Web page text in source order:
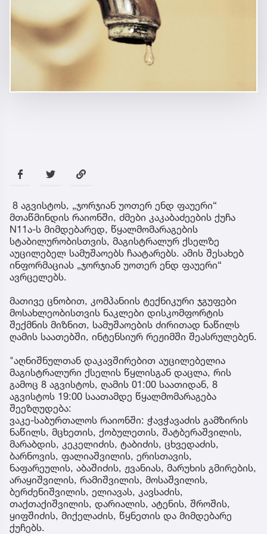
8 აგვისტოს, „ჯორჯიან უოთერ ენდ ფაუერი“
მთაწმინდის რაიონში, ძმები კაკაბაძეების ქუჩა
N11ა-ს მიმდებარედ, წყალმომარაგების
სტაბილურობისთვის, მაგისტრალურ ქსელზე
აუცილებელ სამუშაოებს ჩაატარებს. ამის შესახებ
ინფორმაციას „ჯორჯიან უოთერ ენდ ფაუერი“
ავრცელებს.
მათივე ცნობით, კომპანიის ტექნიკური ჯგუფები
მოსახლეობისთვის ნაკლები დისკომფორტის
შექმნის მიზნით, სამუშაოების ძირითად ნაწილს
ღამის საათებში, ინტენსიურ რეჟიმში შეასრულებენ.
"აღნიშნულთან დაკავშირებით აუცილებელია
მაგისტრალური ქსელის წყლისგან დაცლა, რის
გამოც 8 აგვისტოს, ღამის 01:00 საათიდან, 8
აგვისტოს 19:00 საათამდე წყალმომარაგება
შეეზღუდება:
ვაკე-საბურთალოს რაიონში: ჭავჭავაძის გამზირის
ნაწილს, მცხეთის, ქობულეთის, შატბერაშვილის,
მარაბდის, კეკელიძის, ტაბიძის, ცხვედაძის,
ბარნოვის, ფალიაშვილის, ერისთავის,
ნაფარეულის, აბაშიძის, ჟვანიას, მარუხის გმირების,
არაყიშვილის, რამიშვილის, მოსაშვილის,
ბერძენიშვილის, ელიავას, კავსაძის,
თაქთაქიშვილის, დარიალის, ატენის, შროშის,
ყიფშიძის, მიქელაძის, წყნეთის და მიმდებარე
ქუჩებს.